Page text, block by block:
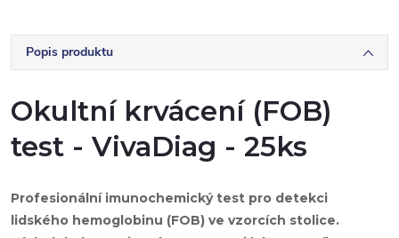
Popis produktu
Okultní krvácení (FOB)
test - VivaDiag - 25ks
Profesionální imunochemický test pro detekci
lidského hemoglobinu (FOB) ve vzorcích stolice.